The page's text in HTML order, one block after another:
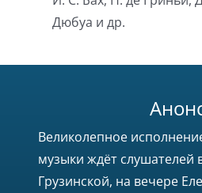
Дюбуа и др.
Великолепное
музыки ждёт слушателей
Грузинской, на вечере